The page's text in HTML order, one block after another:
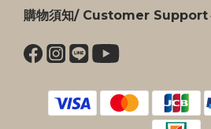
購物須知/ Customer